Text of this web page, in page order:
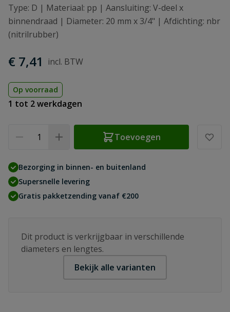
Type: D | Materiaal: pp | Aansluiting: V-deel x
binnendraad | Diameter: 20 mm x 3/4" | Afdichting: nbr
(nitrilrubber)
€ 7,41
Op voorraad
1 tot 2 werkdagen
Toevoegen
Bezorging in binnen- en buitenland
Supersnelle levering
Gratis pakketzending vanaf €200
Dit product is verkrijgbaar in verschillende
diameters en lengtes.
Bekijk alle varianten